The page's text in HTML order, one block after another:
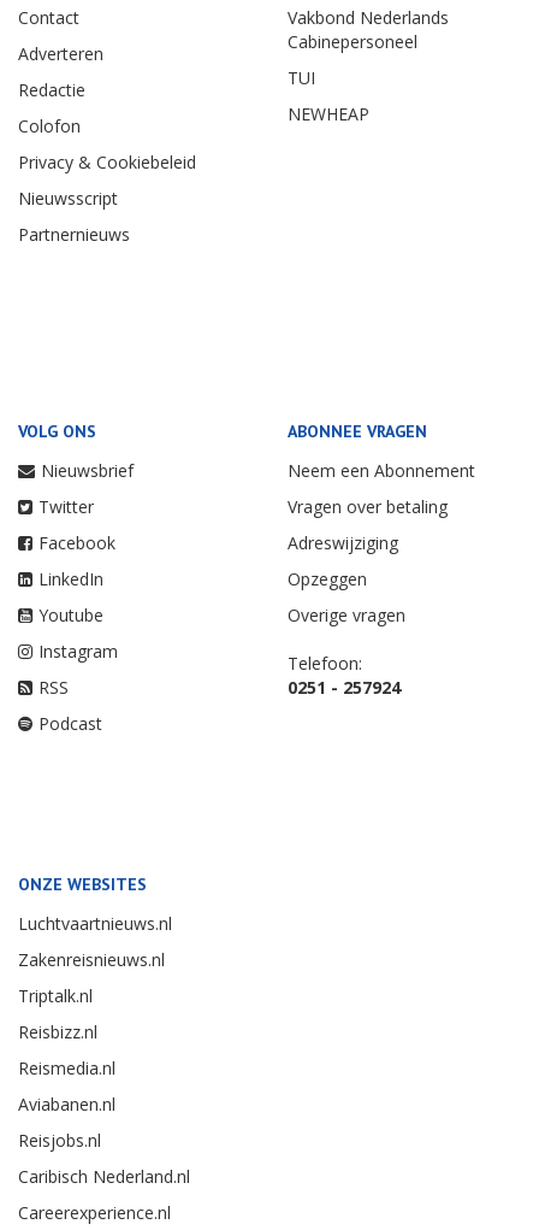
Contact
Adverteren
Redactie
Colofon
Privacy & Cookiebeleid
Nieuwsscript
Partnernieuws
Vakbond Nederlands
Cabinepersoneel
TUI
NEWHEAP
VOLG ONS
Nieuwsbrief
Twitter
Facebook
LinkedIn
Youtube
Instagram
RSS
Podcast
ABONNEE VRAGEN
Neem een Abonnement
Vragen over betaling
Adreswijziging
Opzeggen
Overige vragen
Telefoon:
0251 - 257924
ONZE WEBSITES
Luchtvaartnieuws.nl
Zakenreisnieuws.nl
Triptalk.nl
Reisbizz.nl
Reismedia.nl
Aviabanen.nl
Reisjobs.nl
Caribisch Nederland.nl
Careerexperience.nl